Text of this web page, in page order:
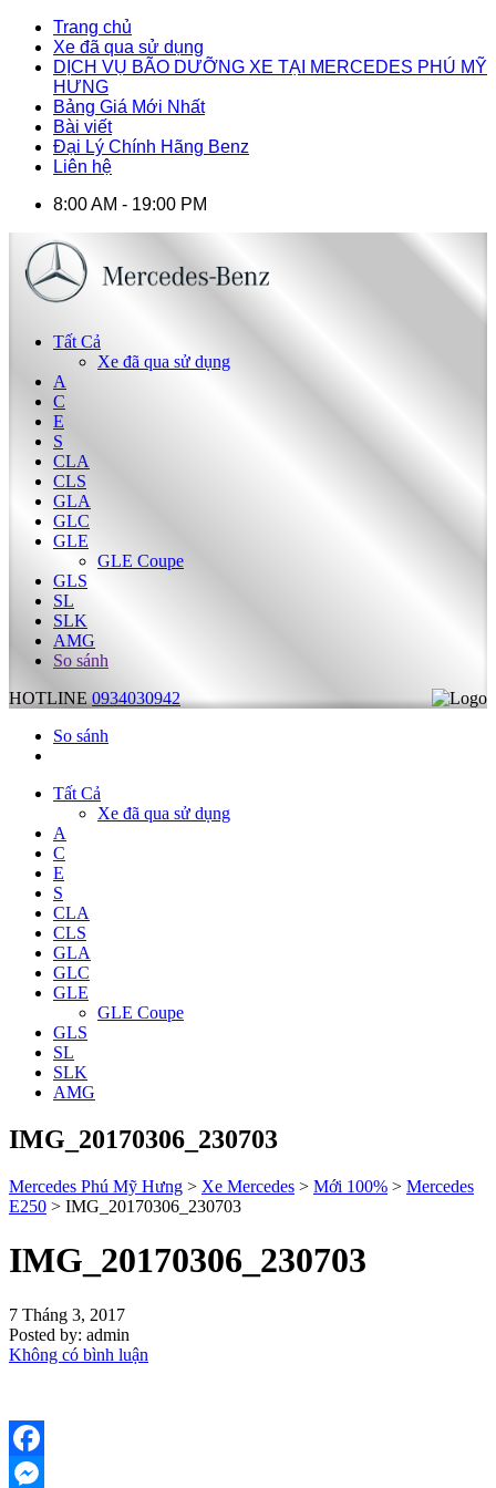
Trang chủ
Xe đã qua sử dụng
DỊCH VỤ BÃO DƯỠNG XE TẠI MERCEDES PHÚ MỸ
HƯNG
Bảng Giá Mới Nhất
Bài viết
Đại Lý Chính Hãng Benz
Liên hệ
8:00 AM - 19:00 PM
Tất Cả
Xe đã qua sử dụng
A
C
E
S
CLA
CLS
GLA
GLC
GLE
GLE Coupe
GLS
SL
SLK
AMG
So sánh
HOTLINE 0934030942
So sánh
Tất Cả
Xe đã qua sử dụng
A
C
E
S
CLA
CLS
GLA
GLC
GLE
GLE Coupe
GLS
SL
SLK
AMG
IMG_20170306_230703
Mercedes Phú Mỹ Hưng > Xe Mercedes > Mới 100% > Mercedes
E250 > IMG_20170306_230703
IMG_20170306_230703
7 Tháng 3, 2017
Posted by: admin
Không có bình luận
Facebook